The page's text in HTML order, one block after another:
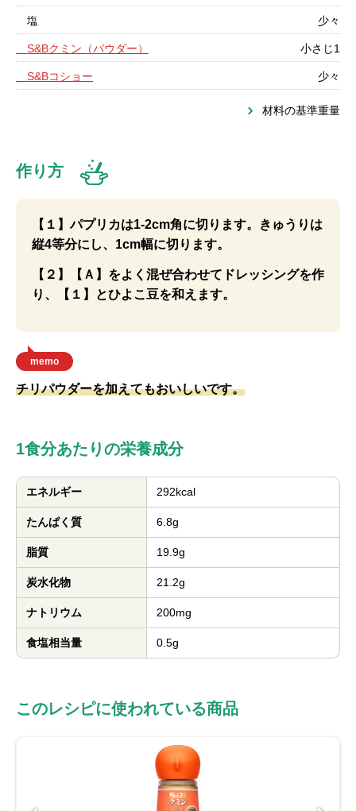
塩 少々
S&Bクミン（パウダー） 小さじ1
S&Bコショー 少々
材料の基準重量
作り方
【１】パプリカは1-2cm角に切ります。きゅうりは
縦4等分にし、1cm幅に切ります。
【２】【Ａ】をよく混ぜ合わせてドレッシングを作
り、【１】とひよこ豆を和えます。
memo
チリパウダーを加えてもおいしいです。
1食分あたりの栄養成分
エネルギー 292kcal
たんぱく質 6.8g
脂質 19.9g
炭水化物 21.2g
ナトリウム 200mg
食塩相当量 0.5g
このレシピに使われている商品